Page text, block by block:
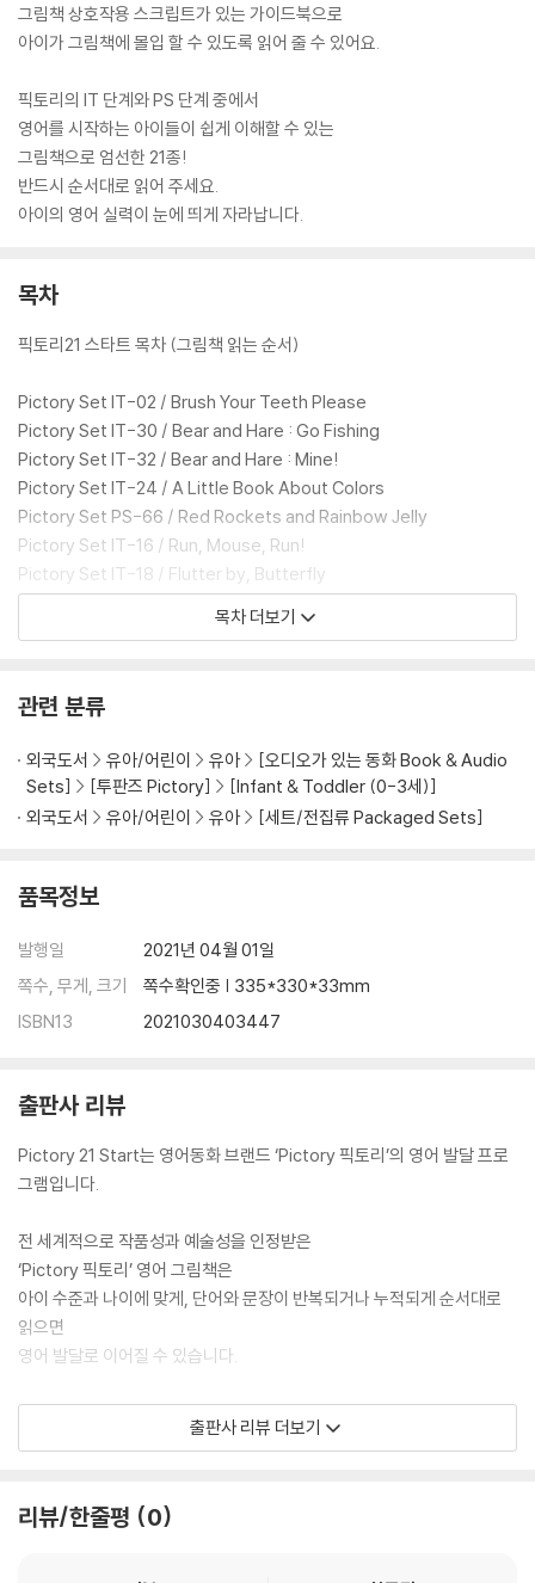
그림책 상호작용 스크립트가 있는 가이드북으로
아이가 그림책에 몰입 할 수 있도록 읽어 줄 수 있어요.
픽토리의 IT 단계와 PS 단계 중에서
영어를 시작하는 아이들이 쉽게 이해할 수 있는
그림책으로 엄선한 21종!
반드시 순서대로 읽어 주세요.
아이의 영어 실력이 눈에 띄게 자라납니다.
목차
픽토리21 스타트 목차 (그림책 읽는 순서)
Pictory Set IT-02 / Brush Your Teeth Please
Pictory Set IT-30 / Bear and Hare : Go Fishing
Pictory Set IT-32 / Bear and Hare : Mine!
Pictory Set IT-24 / A Little Book About Colors
Pictory Set PS-66 / Red Rockets and Rainbow Jelly
Pictory Set IT-16 / Run, Mouse, Run!
Pictory Set IT-18 / Flutter by, Butterfly
Pictory Set IT-14 / Beep Beep
Pictory Set IT-31 / Bear and Hare : Where's Bear?
Pictory Set PS-48 / One Mole Digging a Hole
Pictory Set PS-10 / Let's Go Visiting
Pictory Set IT-33 / Let's Go Into Space!
Pictory Set IT-21 / Strawberries are Red
Pictory Set IT-34 / One of These Is Not Like the O
Pictory Set PS-70 / They All Saw a Cat
Pictory Set IT-29 / Bear and Hare : Snow!
*픽토리21 스타트 활동북, 픽토리21 스타트 가이드북은
목차 더보기
관련 분류
외국도서 유아/어린이 유아
[오디오가 있는 동화 Book & Audio
Sets]
[투판즈 Pictory]
[Infant & Toddler (0-3세)]
외국도서
유아/어린이 유아 [세트/전집류 Packaged Sets]
품목정보
발행일
2021년 04월 01일
쪽수, 무게, 크기
쪽수확인중 | 335*330*33mm
ISBN13
2021030403447
출판사 리뷰
Pictory 21 Start는 영어동화 브랜드 ‘Pictory 픽토리’의 영어 발달 프로
그램입니다.
전 세계적으로 작품성과 예술성을 인정받은
‘Pictory 픽토리’ 영어 그림책은
아이 수준과 나이에 맞게, 단어와 문장이 반복되거나 누적되게 순서대로
읽으면
영어 발달로 이어질 수 있습니다.
Pictory21 Start는 Pictory 픽토리의 영어 발달 프로그램의
첫 단계로, 영어를 시작하는 2-5세 아이들이
Pictory21 Start는 읽는 순서가 지정되어 있으며
출판사 리뷰 더보기
리뷰/한줄평 0